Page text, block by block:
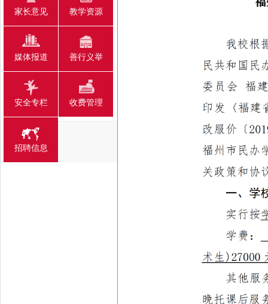
家长意见 教学资源
媒体报道 善行义举
安全专栏 收费管理
招聘信息